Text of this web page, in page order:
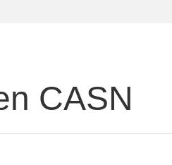
CASN